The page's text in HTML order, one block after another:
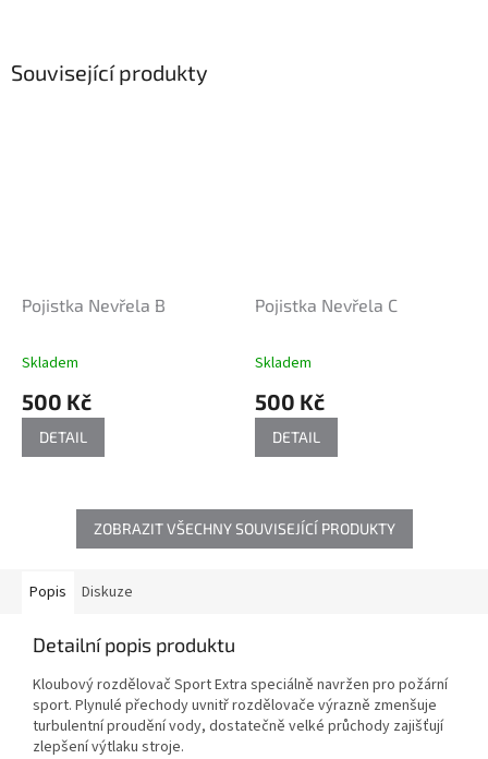
Související produkty
Pojistka Nevřela B
Skladem
500 Kč
DETAIL
Pojistka Nevřela C
Skladem
500 Kč
DETAIL
ZOBRAZIT VŠECHNY SOUVISEJÍCÍ PRODUKTY
Popis Diskuze
Detailní popis produktu
Kloubový rozdělovač Sport Extra speciálně navržen pro požární
sport. Plynulé přechody uvnitř rozdělovače výrazně zmenšuje
turbulentní proudění vody, dostatečně velké průchody zajišťují
zlepšení výtlaku stroje.